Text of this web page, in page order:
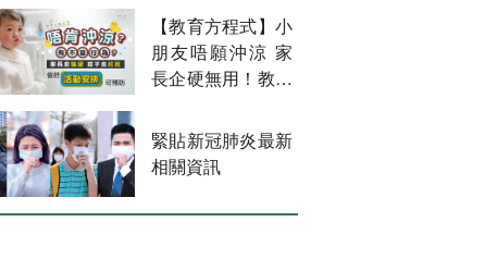
【教育方程式】小
朋友唔願沖涼 家
長企硬無用！教你
緊貼新冠肺炎最新
相關資訊